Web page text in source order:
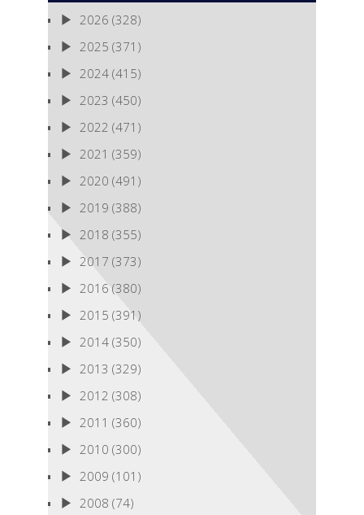
2026 (328)
2025 (371)
2024 (415)
2023 (450)
2022 (471)
2021 (359)
2020 (491)
2019 (388)
2018 (355)
2017 (373)
2016 (380)
2015 (391)
2014 (350)
2013 (329)
2012 (308)
2011 (360)
2010 (300)
2009 (101)
2008 (74)